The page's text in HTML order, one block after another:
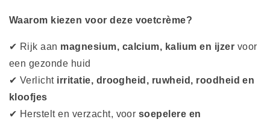
Waarom kiezen voor deze voetcrème?
✔ Rijk aan magnesium, calcium, kalium en ijzer voor
een gezonde huid
✔ Verlicht irritatie, droogheid, ruwheid, roodheid en
kloofjes
✔ Herstelt en verzacht, voor soepelere en